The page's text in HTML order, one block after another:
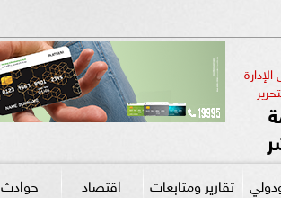
تقارير ومتابعات اقتصاد حوادث